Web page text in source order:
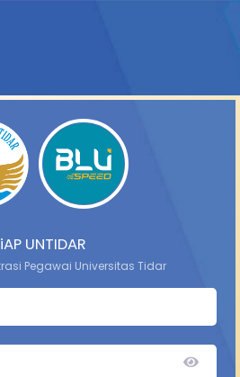
UNTIDAR
Pegawai Universitas Tidar